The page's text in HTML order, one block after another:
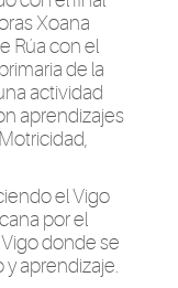
Xoana
Rúa con el
de la
na actividad
aprendizajes
Motricidad,
el Vigo
por el
donde se
aprendizaje.